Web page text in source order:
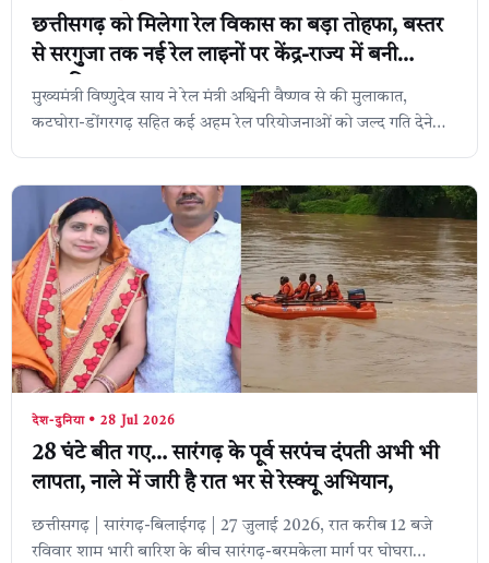
छत्तीसगढ़ को मिलेगा रेल विकास का बड़ा तोहफा, बस्तर
से सरगुजा तक नई रेल लाइनों पर केंद्र-राज्य में बनी
सहमति,
मुख्यमंत्री विष्णुदेव साय ने रेल मंत्री अश्विनी वैष्णव से की मुलाकात,
कटघोरा-डोंगरगढ़ सहित कई अहम रेल परियोजनाओं को जल्द गति देने
देश-दुनिया • 28 Jul 2026
28 घंटे बीत गए… सारंगढ़ के पूर्व सरपंच दंपती अभी भी
लापता, नाले में जारी है रात भर से रेस्क्यू अभियान,
छत्तीसगढ़ | सारंगढ़-बिलाईगढ़ | 27 जुलाई 2026, रात करीब 12 बजे
रविवार शाम भारी बारिश के बीच सारंगढ़-बरमकेला मार्ग पर घोघरा